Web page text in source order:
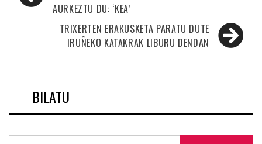
nabigatuAURKEZTU DU: ‘KEA’
TRIXERTEN ERAKUSKETA PARATU DUTE
IRUÑEKO KATAKRAK LIBURU DENDAN
BILATU